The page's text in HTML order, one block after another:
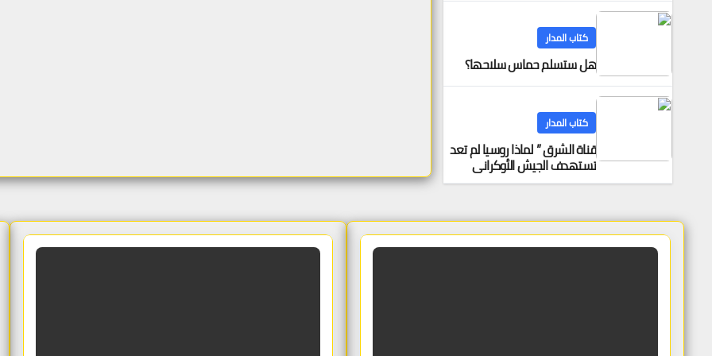
كتاب المدار
هل ستسلم حماس سلاحها؟
كتاب المدار
قناة الشرق ” لماذا روسيا لم تعد
تستهدف الجيش الأوكراني
فقط، بل تستهدف قدرة الدولة